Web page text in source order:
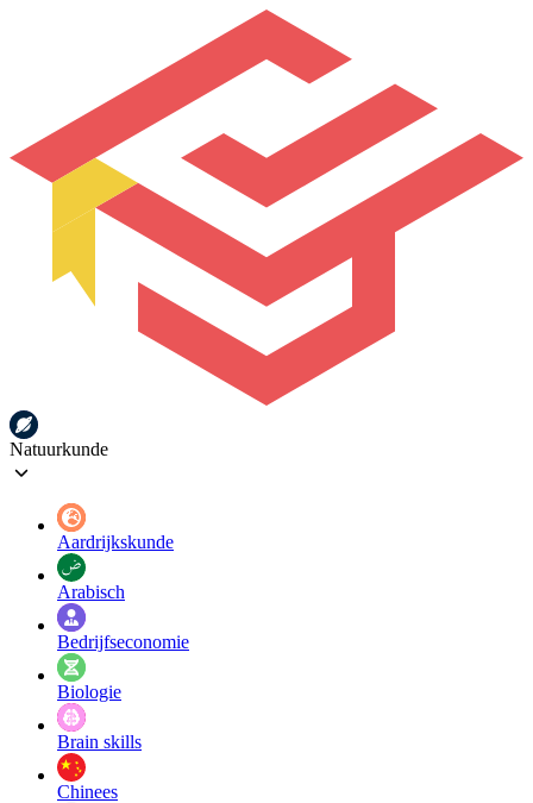
Natuurkunde
Aardrijkskunde
Arabisch
Bedrijfseconomie
Biologie
Brain skills
Chinees